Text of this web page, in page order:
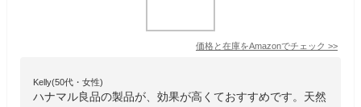
価格と在庫をAmazonでチェック >>
Kelly(50代・女性)
ハナマル良品の製品が、効果が高くておすすめです。天然